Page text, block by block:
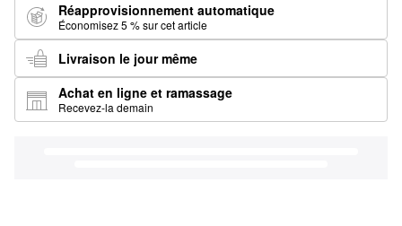
Réapprovisionnement automatique
Économisez 5 % sur cet article
Livraison le jour même
Achat en ligne et ramassage
Recevez-la demain